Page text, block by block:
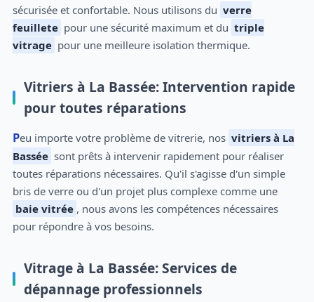
sécurisée et confortable. Nous utilisons du verre
feuillete pour une sécurité maximum et du triple
vitrage pour une meilleure isolation thermique.
Vitriers à La Bassée: Intervention rapide
pour toutes réparations
Peu importe votre problème de vitrerie, nos vitriers à La
Bassée sont prêts à intervenir rapidement pour réaliser
toutes réparations nécessaires. Qu'il s'agisse d'un simple
bris de verre ou d'un projet plus complexe comme une
baie vitrée , nous avons les compétences nécessaires
pour répondre à vos besoins.
Vitrage à La Bassée: Services de
dépannage professionnels